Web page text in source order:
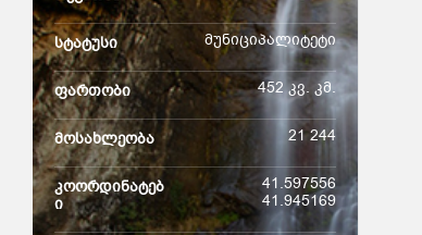
სტატუსი მუნიციპალიტეტი
ფართობი 452 კვ. კმ.
მოსახლეობა 21 244
კოორდინატებ
ი
41.597556
41.945169